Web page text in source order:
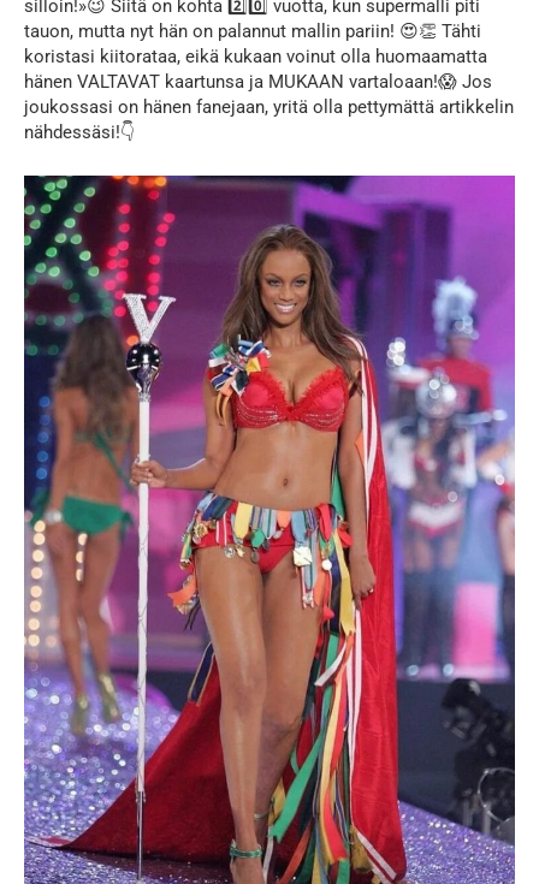
silloin!»😉 Siitä on kohta 2️⃣0️⃣ vuotta, kun supermalli piti
tauon, mutta nyt hän on palannut mallin pariin! 😍👏 Tähti
koristasi kiitorataa, eikä kukaan voinut olla huomaamatta
hänen VALTAVAT kaartunsa ja MUKAAN vartaloaan!😱 Jos
joukossasi on hänen fanejaan, yritä olla pettymättä artikkelin
nähdessäsi!👇